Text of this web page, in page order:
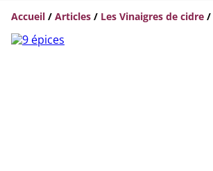
Accueil / Articles / Les Vinaigres de cidre /